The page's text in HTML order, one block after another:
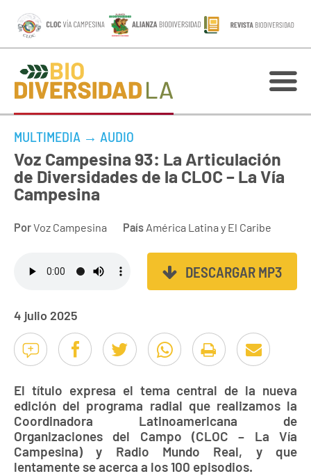
MULTIMEDIA → AUDIO
Voz Campesina 93: La Articulación
de Diversidades de la CLOC – La Vía
Campesina
PorVoz Campesina País América Latina y El Caribe
DESCARGAR MP3
4 julio 2025
El título expresa el tema central de la nueva
edición del programa radial que realizamos la
Coordinadora Latinoamericana de
Organizaciones del Campo (CLOC – La Vía
Campesina) y Radio Mundo Real, y que
lentamente se acerca a los 100 episodios.